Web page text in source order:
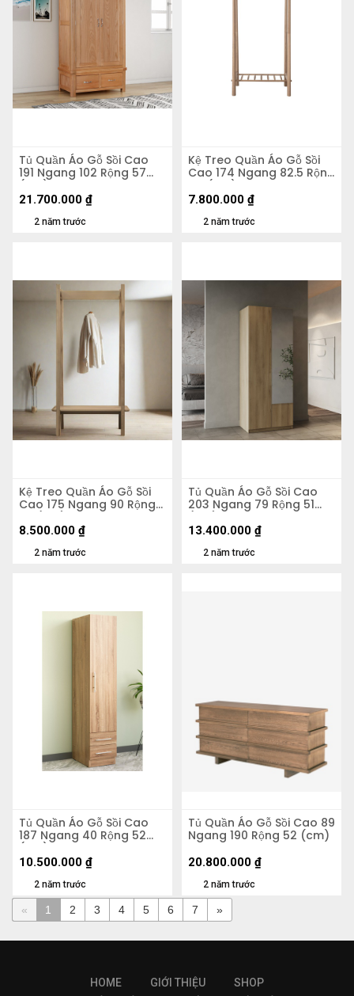
Tủ Quần Áo Gỗ Sồi Cao
191 Ngang 102 Rộng 57
(cm)
2 năm trước
21.700.000 ₫
Kệ Treo Quần Áo Gỗ Sồi
Cao 174 Ngang 82.5 Rộng
44 (cm)
2 năm trước
7.800.000 ₫
Kệ Treo Quần Áo Gỗ Sồi
Cao 175 Ngang 90 Rộng
50 (cm)
2 năm trước
8.500.000 ₫
Tủ Quần Áo Gỗ Sồi Cao
203 Ngang 79 Rộng 51
(cm)
2 năm trước
13.400.000 ₫
Tủ Quần Áo Gỗ Sồi Cao
187 Ngang 40 Rộng 52
(cm)
2 năm trước
10.500.000 ₫
Tủ Quần Áo Gỗ Sồi Cao 89
Ngang 190 Rộng 52 (cm)
2 năm trước
20.800.000 ₫
« 1 2 3 4 5 6 7 »
HOME GIỚI THIỆU SHOP